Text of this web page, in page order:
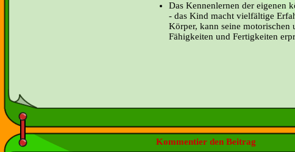
Das Kennenlernen der eigenen
- das Kind macht vielfältige
Körper, kann seine motorischen
Fähigkeiten und Fertigkeiten
Kommentier den Beitrag